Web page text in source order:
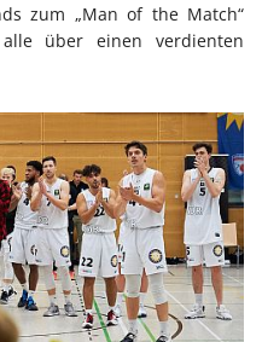
zum „Man of the Match“
über einen verdienten